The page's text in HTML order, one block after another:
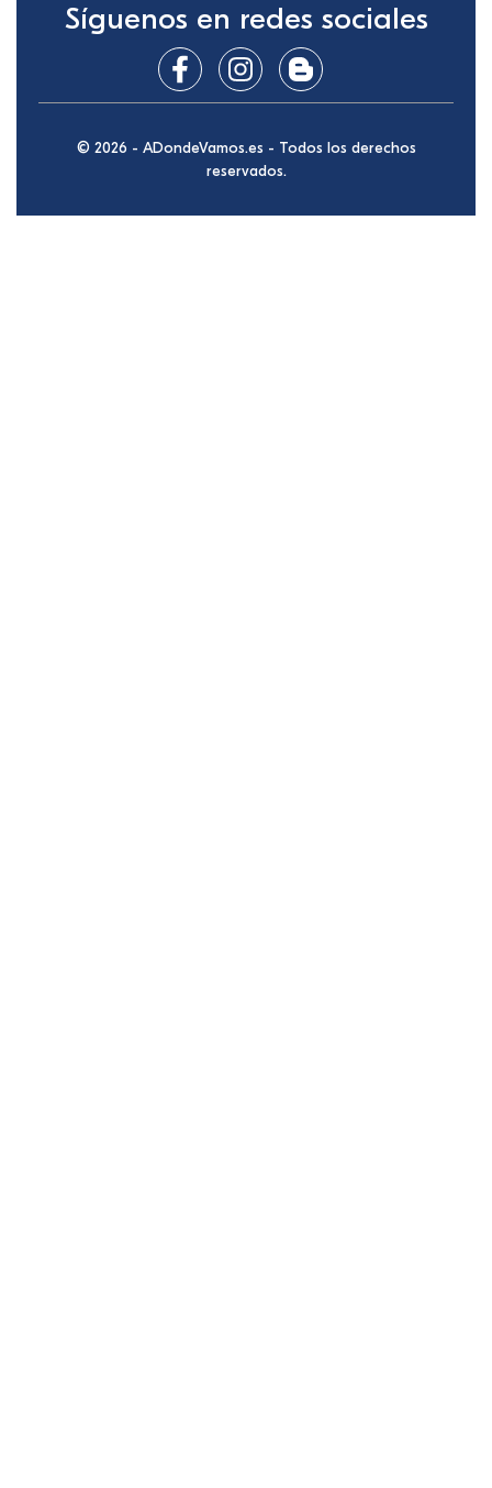
Síguenos en redes sociales
© 2026 - ADondeVamos.es - Todos los derechos
reservados.